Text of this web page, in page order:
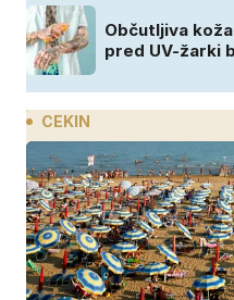
Občutljiva
pred UV-žarki
CEKIN